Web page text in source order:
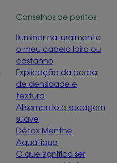
Natureza,
de Si !
Conselhos de peritos
Iluminar naturalmente
o meu cabelo loiro ou
castanho
Explicação da perda
de densidade e
textura
Alisamento e secagem
suave
Détox Menthe
Aquatique
O que significa ser